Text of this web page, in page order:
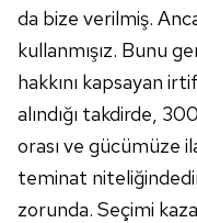
da bize verilmiş.
kullanmışız. Bunu
hakkını kapsayan
alındığı takdirde,
orası ve gücümüze
teminat
zorunda. Seçimi